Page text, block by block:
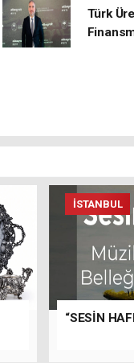
Türk
İSTANBUL
“SESİN